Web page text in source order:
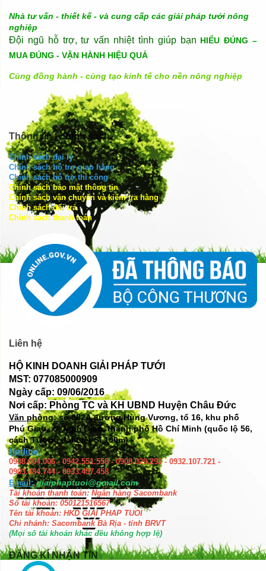
Nhà tư vấn - thiết kế - và cung cấp các giải pháp tưới nông
nghiệp
Đội ngũ hỗ trợ, tư vấn nhiệt tình giúp bạn HIỂU ĐÚNG –
MUA ĐÚNG - VẬN HÀNH HIỆU QUẢ
Cùng đồng hành - cùng tạo kinh tế cho nền nông nghiệp
Thông tin - chính sách
Chính sách đại lý
Chính sách hỗ trợ giao hàng
Chính sách hỗ trợ thi công
Chính sách bảo mật thông tin
Chính sách vận chuyển và kiểm tra hàng
Chính sách đổi trả
Chính sách thanh toán
Liên hệ
HỘ KINH DOANH GIẢI PHÁP TƯỚI
MST: 077085000909
Ngày cấp: 09/06/2016
Nơi cấp: Phòng TC và KH UBND Huyện Châu Đức
Văn phòng: số382A đường Hùng Vương, tổ 16, khu phố
Phú Giao, xã Ngãi Giao, thành phố Hồ Chí Minh (quốc lộ 56,
cách Tượng đài Liệt Sĩ 100m)
Hotline:
0938.004.006 - 0942.551.558 - 0908.029.292 - 0932.107.721 -
0903.484.744 - 0933.457.458
Email: giaiphaptuoi@gmail.com
Tài khoản thanh toán: Ngân hàng Sacombank
Số tài khoản: 050121516567
Tên tài khoản: HKD GIAI PHAP TUOI
Chi nhánh: Sacombank Bà Rịa - tỉnh BRVT
(Mọi số tài khoản khác đều không hợp lệ)
ĐĂNG KÍ NHẬN TIN